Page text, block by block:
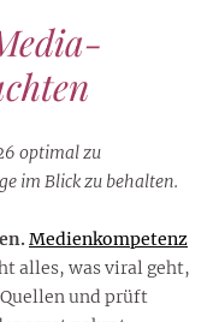
optimal zu
im Blick zu behalten.
Medienkompetenz
alles, was viral geht,
und prüft